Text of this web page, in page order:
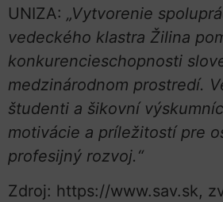
UNIZA: „Vytvorenie
vedeckého klastra Žilina
konkurencieschopnosti
medzinárodnom prostredí.
študenti a šikovní
motivácie a príležitostí pre
profesijný rozvoj.“
Zdroj: https://www.sav.sk,